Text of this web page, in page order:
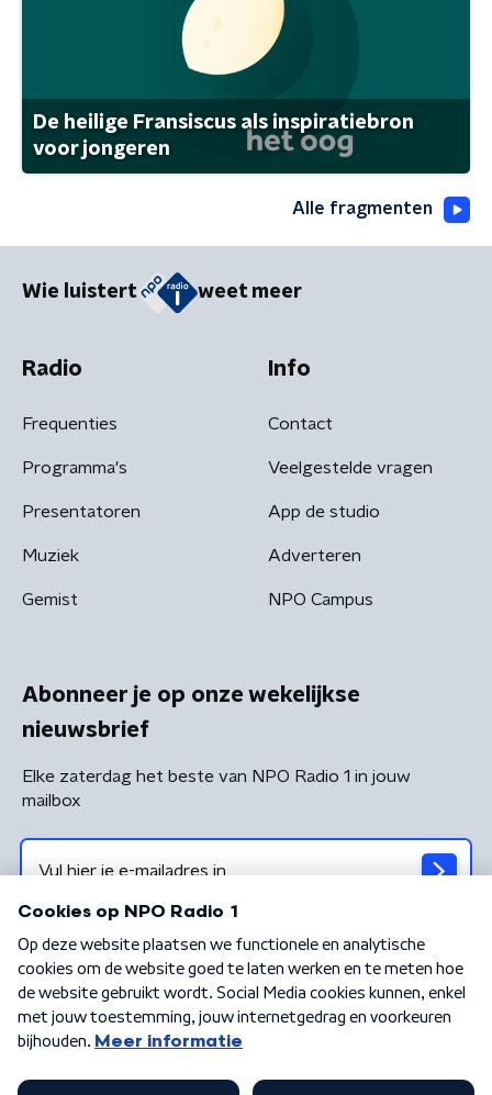
De heilige Fransiscus als inspiratiebron
voor jongeren
Alle fragmenten
Wie luistert weet meer
Radio
Frequenties
Programma's
Presentatoren
Muziek
Gemist
Info
Contact
Veelgestelde vragen
App de studio
Adverteren
NPO Campus
Abonneer je op onze wekelijkse
nieuwsbrief
Elke zaterdag het beste van NPO Radio 1 in jouw
mailbox
Algemene voorwaarden